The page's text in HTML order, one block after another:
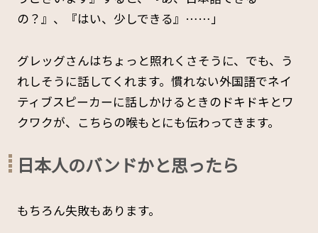
の？』、『はい、少しできる』……」
グレッグさんはちょっと照れくさそうに、でも、う
れしそうに話してくれます。慣れない外国語でネイ
ティブスピーカーに話しかけるときのドキドキとワ
クワクが、こちらの喉もとにも伝わってきます。
日本人のバンドかと思ったら
もちろん失敗もあります。